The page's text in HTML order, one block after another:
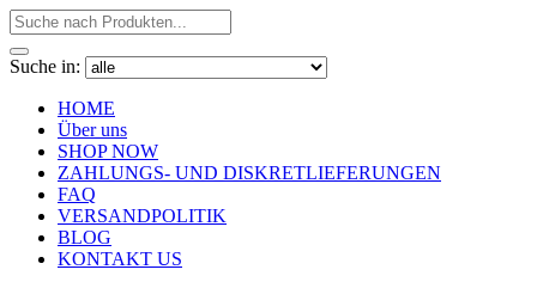
Suche in:
HOME
Über uns
SHOP NOW
ZAHLUNGS- UND DISKRETLIEFERUNGEN
FAQ
VERSANDPOLITIK
BLOG
KONTAKT US